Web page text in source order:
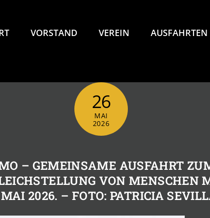
VORSTAND VEREIN AUSFAHRTEN
26
MAI
2026
– GEMEINSAME AUSFAHRT
VON MENSCHEN
2026. – FOTO: PATRICIA